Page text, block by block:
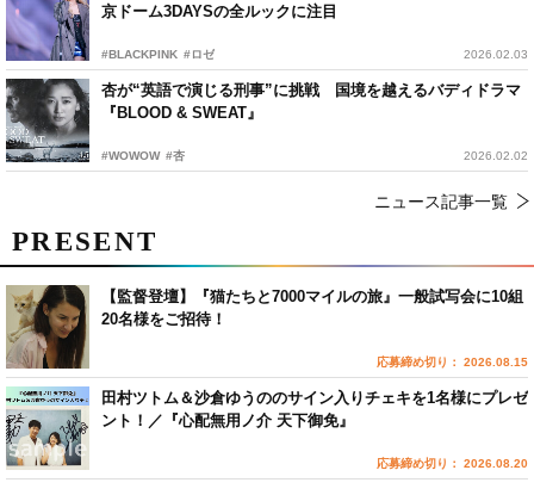
京ドーム3DAYSの全ルックに注目
#BLACKPINK #ロゼ 2026.02.03
杏が“英語で演じる刑事”に挑戦 国境を越えるバディドラマ
『BLOOD & SWEAT』
#WOWOW #杏 2026.02.02
ニュース記事一覧
PRESENT
【監督登壇】『猫たちと7000マイルの旅』一般試写会に10組
20名様をご招待！
応募締め切り： 2026.08.15
田村ツトム＆沙倉ゆうののサイン入りチェキを1名様にプレゼ
ント！／『心配無用ノ介 天下御免』
応募締め切り： 2026.08.20